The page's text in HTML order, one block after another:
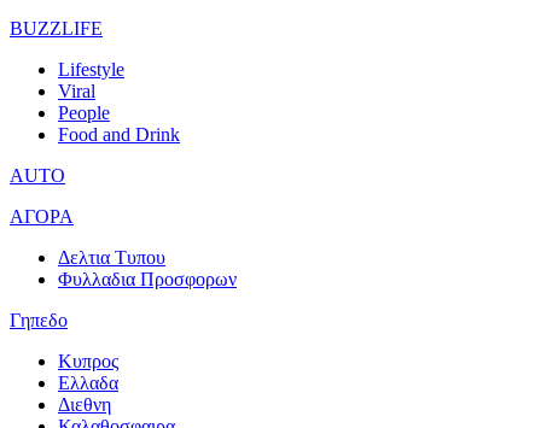
BUZZLIFE
Lifestyle
Viral
People
Food and Drink
AUTO
ΑΓΟΡΑ
Δελτια Τυπου
Φυλλαδια Προσφορων
Γηπεδο
Κυπρος
Ελλαδα
Διεθνη